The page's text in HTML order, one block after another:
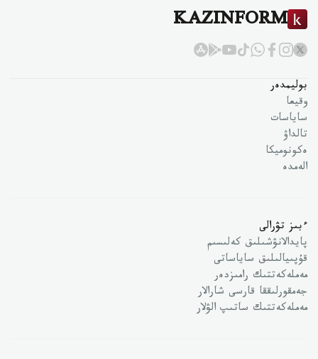
KAZINFORM
بوليمدەر
وقيعا
ساياسات
تالداۋ
ەكونوميكا
الەمدە
ءبىز تۋرالى
پايدالانۋشىلىق كەلىسىم
قۇپىيالىلىق ساياساتى
مەملەكەتتىك رامىزدەر
جەمقورلىققا قارسى شارالار
مەملەكەتتىك ساتىپ الۋلار